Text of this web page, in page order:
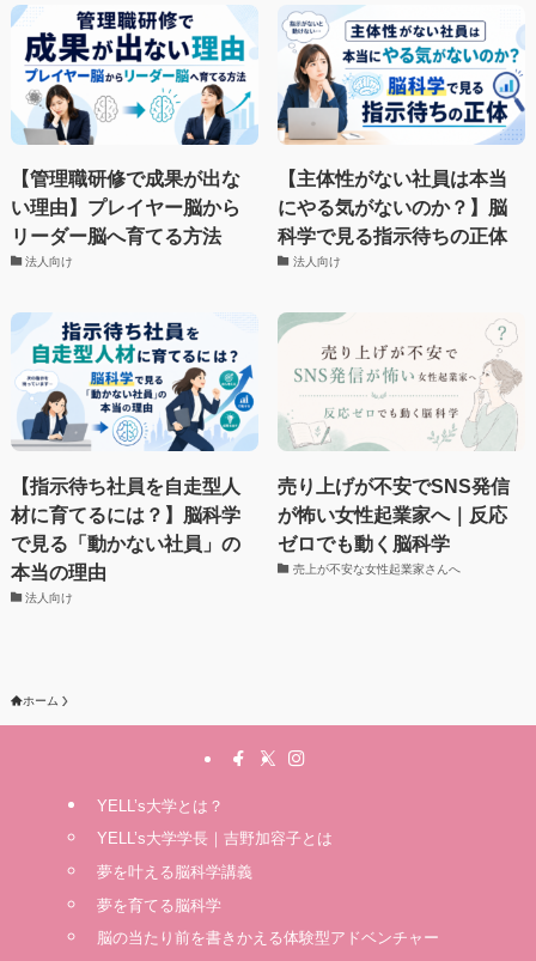
【管理職研修で成果が出な
い理由】プレイヤー脳から
リーダー脳へ育てる方法
法人向け
【主体性がない社員は本当
にやる気がないのか？】脳
科学で見る指示待ちの正体
法人向け
【指示待ち社員を自走型人
材に育てるには？】脳科学
で見る「動かない社員」の
本当の理由
法人向け
売り上げが不安でSNS発信
が怖い女性起業家へ｜反応
ゼロでも動く脳科学
売上が不安な女性起業家さんへ
ホーム
YELL’s大学とは？
YELL’s大学学長｜吉野加容子とは
夢を叶える脳科学講義
夢を育てる脳科学
脳の当たり前を書きかえる体験型アドベンチャー